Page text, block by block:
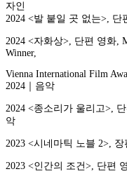
자인
2024 <발 붙일 곳 없는>,
2024 <자화상>, 단편 영화,
Winner,
Vienna International Film
2024｜음악
2024 <종소리가 울리고>,
악
2023 <시네마틱 노블 2>,
2023 <인간의 조건>, 단편